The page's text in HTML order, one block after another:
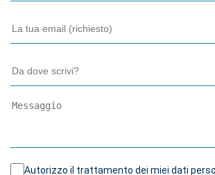
Autorizzo il trattamento dei miei dati